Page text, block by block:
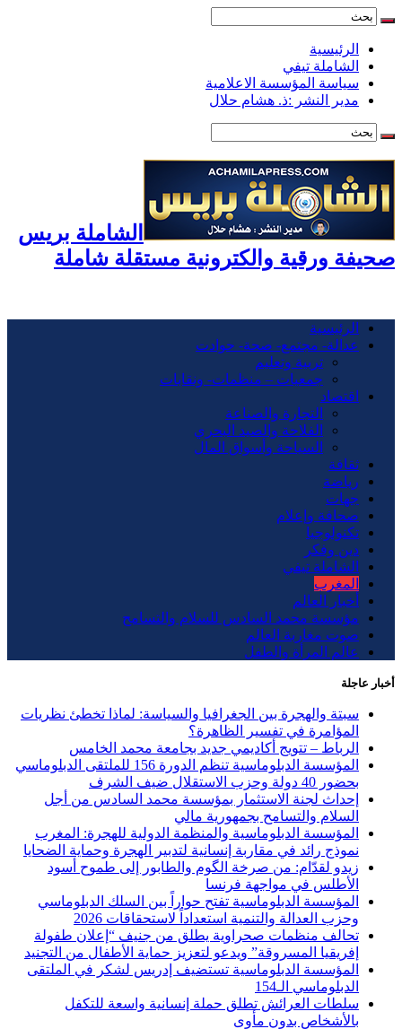
الرئيسية
الشاملة تيفي
سياسة المؤسسة الاعلامية
مدير النشر :ذ. هشام حلال
الشاملة بريس
صحيفة ورقية والكترونية مستقلة شاملة
الرئيسية
عدالة- مجتمع- صحة- حوادت
تربية وتعليم
جمعيات – منظمات- ونقابات
اقتصاد
التجارة والصناعة
الفلاحة والصيد البحري
السياحة وأسواق المال
ثقافة
رياضة
جهات
صحافة وإعلام
تكنولوجيا
دين وفكر
الشاملة تيفي
المغرب
أخبار العالم
مؤسسة محمد السادس للسلام والتسامح
صوت مغاربة العالم
عالم المرأة والطفل
أخبار عاجلة
سبتة والهجرة بين الجغرافيا والسياسة: لماذا تخطئ نظريات
المؤامرة في تفسير الظاهرة؟
الرباط – تتويج أكاديمي جديد بجامعة محمد الخامس
المؤسسة الدبلوماسية تنظم الدورة 156 للملتقى الدبلوماسي
بحضور 40 دولة وحزب الاستقلال ضيف الشرف
إحداث لجنة الاستثمار بمؤسسة محمد السادس من أجل
السلام والتسامح بجمهورية مالي
المؤسسة الدبلوماسية والمنظمة الدولية للهجرة: المغرب
نموذج رائد في مقاربة إنسانية لتدبير الهجرة وحماية الضحايا
زيدو لقدّام: من صرخة الگوم والطابور إلى طموح أسود
الأطلس في مواجهة فرنسا
المؤسسة الدبلوماسية تفتح حواراً بين السلك الدبلوماسي
وحزب العدالة والتنمية استعداداً لاستحقاقات 2026
تحالف منظمات صحراوية يطلق من جنيف “إعلان طفولة
إفريقيا المسروقة” ويدعو لتعزيز حماية الأطفال من التجنيد
المؤسسة الدبلوماسية تستضيف إدريس لشكر في الملتقى
الدبلوماسي الـ154
سلطات العرائش تطلق حملة إنسانية واسعة للتكفل
بالأشخاص بدون مأوى